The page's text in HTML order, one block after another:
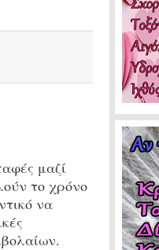
μαζί
το χρόνο
να